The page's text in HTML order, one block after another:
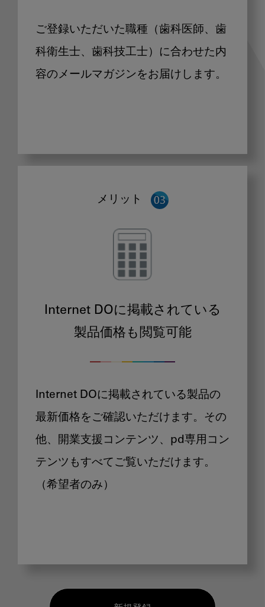
ご登録いただいた職種（歯科医師、歯
科衛生士、歯科技工士）に合わせた内
容のメールマガジンをお届けします。
メリット
Internet DOに掲載されている
製品価格も閲覧可能
Internet DOに掲載されている製品の
最新価格をご確認いただけます。その
他、開業支援コンテンツ、pd専用コン
テンツもすべてご覧いただけます。
（希望者のみ）